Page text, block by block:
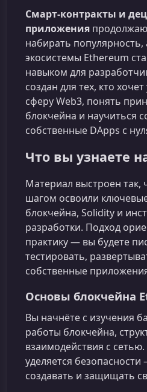
Смарт-контракты и
приложения
набирать популярность,
экосистемы Ethereum
навыком для
создан для тех, кто
сферу Web3, понять
блокчейна и научиться
собственные DApps с
Что вы узнаете
Материал выстроен так,
шагом освоили
блокчейна, Solidity и
разработки. Подход
практику — вы будете
тестировать,
собственные
Основы блокчейна
Вы начнёте с изучения
работы блокчейна,
взаимодействия с
уделяется
создавать и защищать